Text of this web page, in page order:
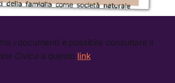
i documenti è possibile consultare il
Civicaa questo link.